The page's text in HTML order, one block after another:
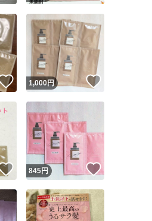
一定の基準を満たしたユーザーにバッ
Yahoo!フリマの基準をクリアした安心
このユーザーはYahoo!フリマの取引を
このユーザーは他フリマサービスでの
く表示であり、発送を保証しているものでは
この商品の情報をコピーしま
断転載は禁止されています
につき1回です
出品ページへ
キャンセル
いいね！
1,000円
いいね！
845円 いいね！